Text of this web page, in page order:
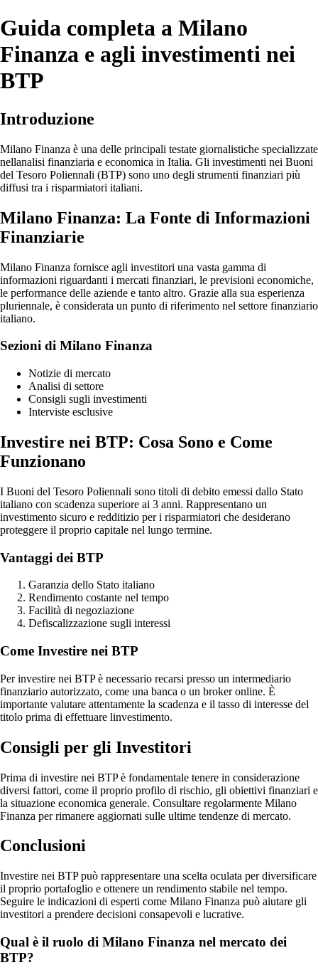
Guida completa a Milano
Finanza e agli investimenti nei
BTP
Introduzione
Milano Finanza è una delle principali testate giornalistiche specializzate
nellanalisi finanziaria e economica in Italia. Gli investimenti nei Buoni
del Tesoro Poliennali (BTP) sono uno degli strumenti finanziari più
diffusi tra i risparmiatori italiani.
Milano Finanza: La Fonte di Informazioni
Finanziarie
Milano Finanza fornisce agli investitori una vasta gamma di
informazioni riguardanti i mercati finanziari, le previsioni economiche,
le performance delle aziende e tanto altro. Grazie alla sua esperienza
pluriennale, è considerata un punto di riferimento nel settore finanziario
italiano.
Sezioni di Milano Finanza
Notizie di mercato
Analisi di settore
Consigli sugli investimenti
Interviste esclusive
Investire nei BTP: Cosa Sono e Come
Funzionano
I Buoni del Tesoro Poliennali sono titoli di debito emessi dallo Stato
italiano con scadenza superiore ai 3 anni. Rappresentano un
investimento sicuro e redditizio per i risparmiatori che desiderano
proteggere il proprio capitale nel lungo termine.
Vantaggi dei BTP
Garanzia dello Stato italiano
Rendimento costante nel tempo
Facilità di negoziazione
Defiscalizzazione sugli interessi
Come Investire nei BTP
Per investire nei BTP è necessario recarsi presso un intermediario
finanziario autorizzato, come una banca o un broker online. È
importante valutare attentamente la scadenza e il tasso di interesse del
titolo prima di effettuare linvestimento.
Consigli per gli Investitori
Prima di investire nei BTP è fondamentale tenere in considerazione
diversi fattori, come il proprio profilo di rischio, gli obiettivi finanziari e
la situazione economica generale. Consultare regolarmente Milano
Finanza per rimanere aggiornati sulle ultime tendenze di mercato.
Conclusioni
Investire nei BTP può rappresentare una scelta oculata per diversificare
il proprio portafoglio e ottenere un rendimento stabile nel tempo.
Seguire le indicazioni di esperti come Milano Finanza può aiutare gli
investitori a prendere decisioni consapevoli e lucrative.
Qual è il ruolo di Milano Finanza nel mercato dei
BTP?